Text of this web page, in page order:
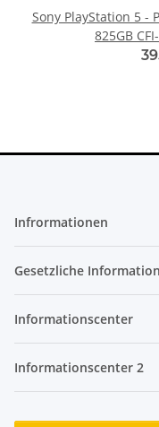
Sony PlayStation 5 -
825GB
Infrormationen
Gesetzliche
Informationscenter
Informationscenter 2